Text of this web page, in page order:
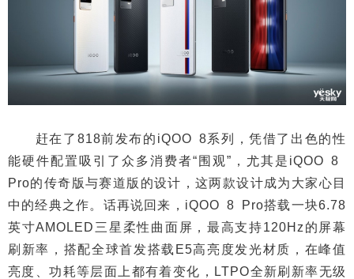
赶在了818前发布的iQOO 8系列，凭借了出色的性
能硬件配置吸引了众多消费者“围观”，尤其是iQOO 8
Pro的传奇版与赛道版的设计，这两款设计成为大家心目
中的经典之作。话再说回来，iQOO 8 Pro搭载一块6.78
英寸AMOLED三星柔性曲面屏，最高支持120Hz的屏幕
刷新率，搭配全球首发搭载E5高亮度发光材质，在峰值
亮度、功耗等层面上都有着变化，LTPO全新刷新率无级